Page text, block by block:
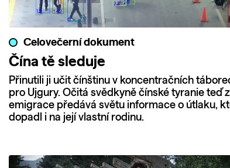
Celovečerní dokument
Čína tě sleduje
Přinutili ji učit čínštinu v koncentračních
pro Ujgury. Očitá svědkyně čínské tyranie teď z
emigrace předává světu informace o útlaku,
dopadl i na její vlastní rodinu.